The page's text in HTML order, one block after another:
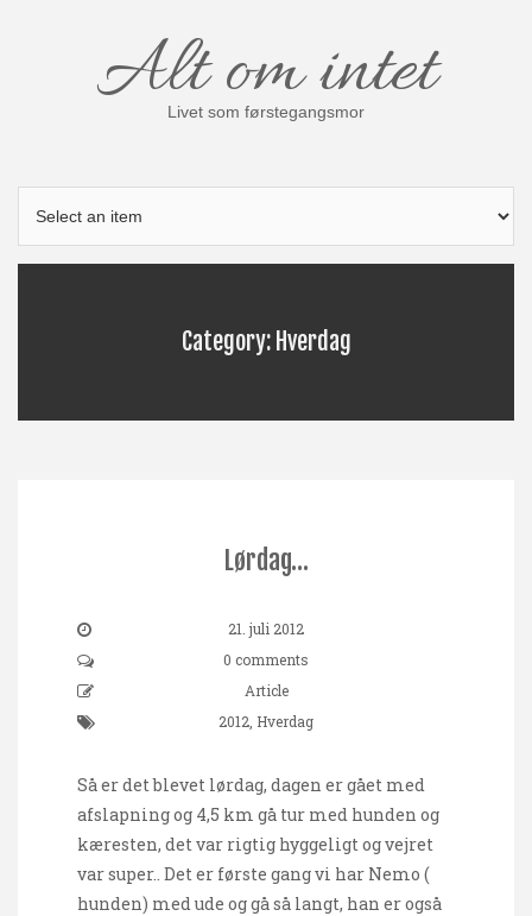
Alt om intet
Livet som førstegangsmor
Category: Hverdag
Lørdag…
21. juli 2012
0 comments
Article
2012 Hverdag
Så er det blevet lørdag, dagen er gået med
afslapning og 4,5 km gå tur med hunden og
kæresten, det var rigtig hyggeligt og vejret
var super.. Det er første gang vi har Nemo (
hunden) med ude og gå så langt, han er også